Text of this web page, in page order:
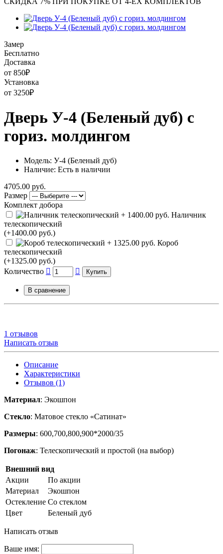
Замер
Бесплатно
Доставка
от 850₽
Установка
от 3250₽
Дверь У-4 (Беленый дуб) с
гориз. молдингом
Модель: У-4 (Беленый дуб)
Наличие: Есть в наличии
4705.00 руб.
Размер
Комплект добора
Наличник
телескопический
(+1400.00 руб.)
Короб
телескопический
(+1325.00 руб.)
Количество
Купить
В сравнение
1 отзывов
Написать отзыв
Описание
Характеристики
Отзывов (1)
Материал: Экошпон
Стекло: Матовое стекло «Сатинат»
Размеры: 600,700,800,900*2000/35
Погонаж: Телескопический и простой (на выбор)
Внешний вид
Акции
По акции
Материал
Экошпон
Остекление Со стеклом
Цвет
Беленый дуб
Написать отзыв
Ваше имя: